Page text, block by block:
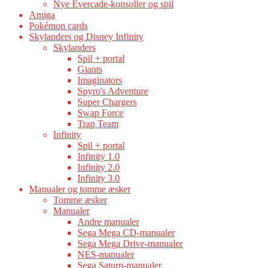
Nye Evercade-konsoller og spil
Amiga
Pokémon cards
Skylanders og Disney Infinity
Skylanders
Spil + portal
Giants
Imaginators
Spyro's Adventure
Super Chargers
Swap Force
Trap Team
Infinity
Spil + portal
Infinity 1.0
Infinity 2.0
Infinity 3.0
Manualer og tomme æsker
Tomme æsker
Manualer
Andre manualer
Sega Mega CD-manualer
Sega Mega Drive-manualer
NES-manualer
Sega Saturn-manualer